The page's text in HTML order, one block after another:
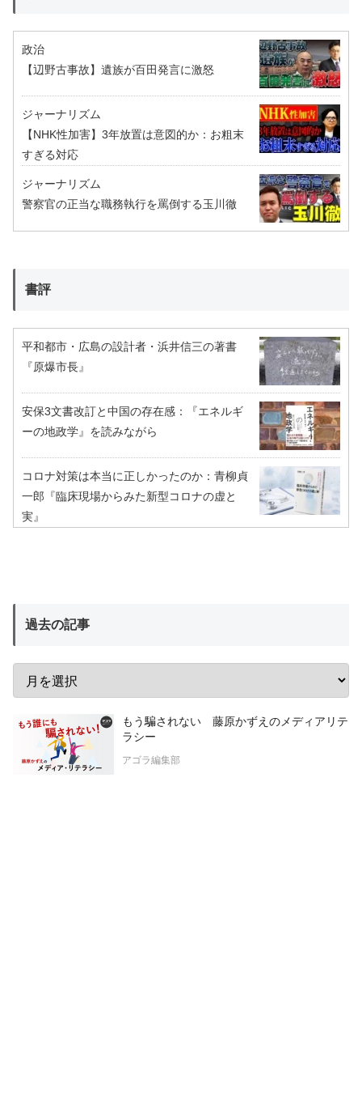
政治
【辺野古事故】遺族が百田発言に激怒
ジャーナリズム
【NHK性加害】3年放置は意図的か：お粗末
すぎる対応
ジャーナリズム
警察官の正当な職務執行を罵倒する玉川徹
書評
平和都市・広島の設計者・浜井信三の著書
『原爆市長』
安保3文書改訂と中国の存在感：『エネルギ
ーの地政学』を読みながら
コロナ対策は本当に正しかったのか：青柳貞
一郎『臨床現場からみた新型コロナの虚と
実』
過去の記事
もう騙されない 藤原かずえのメディアリテ
ラシー
アゴラ編集部